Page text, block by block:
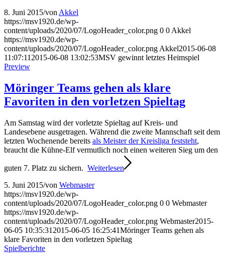
8. Juni 2015/von Akkel
https://msv1920.de/wp-
content/uploads/2020/07/LogoHeader_color.png 0 0 Akkel
https://msv1920.de/wp-
content/uploads/2020/07/LogoHeader_color.png Akkel2015-06-08
11:07:11 2015-06-08 13:02:53MSV gewinnt letztes Heimspiel
Preview
Möringer Teams gehen als klare
Favoriten in den vorletzen Spieltag
Am Samstag wird der vorletzte Spieltag auf Kreis- und
Landesebene ausgetragen. Während die zweite Mannschaft seit dem
letzten Wochenende bereits als Meister der Kreisliga feststeht,
braucht die Kühne-Elf vermutlich noch einen weiteren Sieg um den
guten 7. Platz zu sichern. Weiterlesen
5. Juni 2015/von Webmaster
https://msv1920.de/wp-
content/uploads/2020/07/LogoHeader_color.png 0 0 Webmaster
https://msv1920.de/wp-
content/uploads/2020/07/LogoHeader_color.png Webmaster2015-
06-05 10:35:31 2015-06-05 16:25:41Möringer Teams gehen als
klare Favoriten in den vorletzen Spieltag
Spielberichte